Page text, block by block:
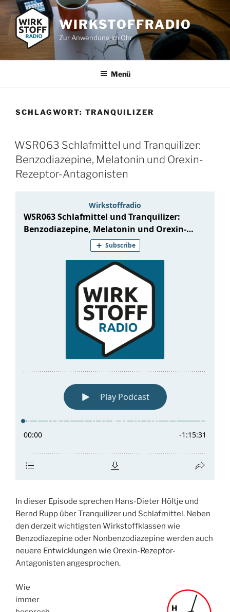
Zum
Inhalt
springen
WIRKSTOFFRADIO
Zur Anwendung im Ohr
Menü
SCHLAGWORT: TRANQUILIZER
WSR063 Schlafmittel und Tranquilizer:
Benzodiazepine, Melatonin und Orexin-
Rezeptor-Antagonisten
In dieser Episode sprechen Hans-Dieter Höltje und
Bernd Rupp über Tranquilizer und Schlafmittel. Neben
den derzeit wichtigsten Wirkstoffklassen wie
Benzodiazepine oder Nonbenzodiazepine werden auch
neuere Entwicklungen wie Orexin-Rezeptor-
Antagonisten angesprochen.
Wie
immer